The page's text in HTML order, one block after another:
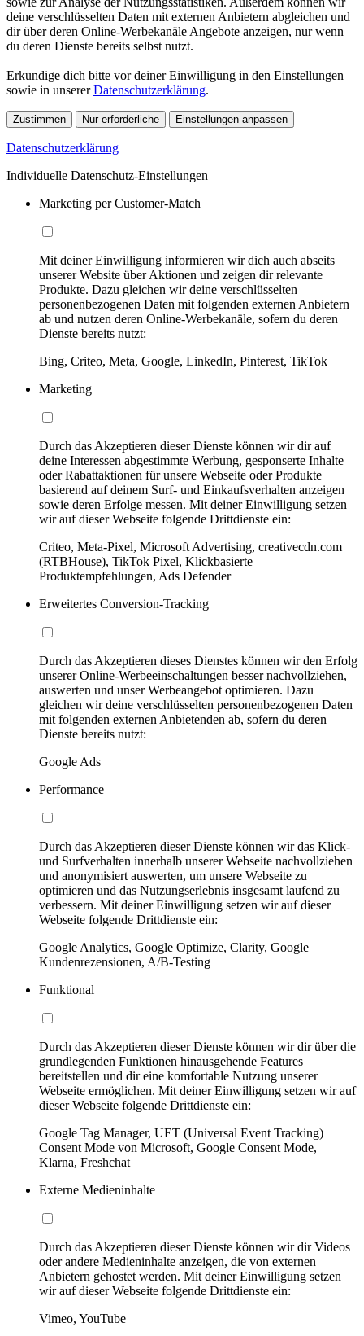
deine verschlüsselten Daten mit externen Anbietern abgleichen und
dir über deren Online-Werbekanäle Angebote anzeigen, nur wenn
du deren Dienste bereits selbst nutzt.
Erkundige dich bitte vor deiner Einwilligung in den Einstellungen
sowie in unsererDatenschutzerklärung.
Zustimmen Nur erforderliche Einstellungen anpassen
Datenschutzerklärung
Individuelle Datenschutz-Einstellungen
Marketing per Customer-Match
Mit deiner Einwilligung informieren wir dich auch abseits
unserer Website über Aktionen und zeigen dir relevante
Produkte. Dazu gleichen wir deine verschlüsselten
personenbezogenen Daten mit folgenden externen Anbietern
ab und nutzen deren Online-Werbekanäle, sofern du deren
Dienste bereits nutzt:
Bing, Criteo, Meta, Google, LinkedIn, Pinterest, TikTok
Marketing
Durch das Akzeptieren dieser Dienste können wir dir auf
deine Interessen abgestimmte Werbung, gesponserte Inhalte
oder Rabattaktionen für unsere Webseite oder Produkte
basierend auf deinem Surf- und Einkaufsverhalten anzeigen
sowie deren Erfolge messen. Mit deiner Einwilligung setzen
wir auf dieser Webseite folgende Drittdienste ein:
Criteo, Meta-Pixel, Microsoft Advertising, creativecdn.com
(RTBHouse), TikTok Pixel, Klickbasierte
Produktempfehlungen, Ads Defender
Erweitertes Conversion-Tracking
Durch das Akzeptieren dieses Dienstes können wir den Erfolg
unserer Online-Werbeeinschaltungen besser nachvollziehen,
auswerten und unser Werbeangebot optimieren. Dazu
gleichen wir deine verschlüsselten personenbezogenen Daten
mit folgenden externen Anbietenden ab, sofern du deren
Dienste bereits nutzt:
Google Ads
Performance
Durch das Akzeptieren dieser Dienste können wir das Klick-
und Surfverhalten innerhalb unserer Webseite nachvollziehen
und anonymisiert auswerten, um unsere Webseite zu
optimieren und das Nutzungserlebnis insgesamt laufend zu
verbessern. Mit deiner Einwilligung setzen wir auf dieser
Webseite folgende Drittdienste ein:
Google Analytics, Google Optimize, Clarity, Google
Kundenrezensionen, A/B-Testing
Funktional
Durch das Akzeptieren dieser Dienste können wir dir über die
grundlegenden Funktionen hinausgehende Features
bereitstellen und dir eine komfortable Nutzung unserer
Webseite ermöglichen. Mit deiner Einwilligung setzen wir auf
dieser Webseite folgende Drittdienste ein:
Google Tag Manager, UET (Universal Event Tracking)
Consent Mode von Microsoft, Google Consent Mode,
Klarna, Freshchat
Externe Medieninhalte
Durch das Akzeptieren dieser Dienste können wir dir Videos
oder andere Medieninhalte anzeigen, die von externen
Anbietern gehostet werden. Mit deiner Einwilligung setzen
wir auf dieser Webseite folgende Drittdienste ein:
Vimeo, YouTube